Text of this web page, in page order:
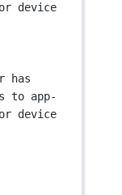
device
has
to app-
device